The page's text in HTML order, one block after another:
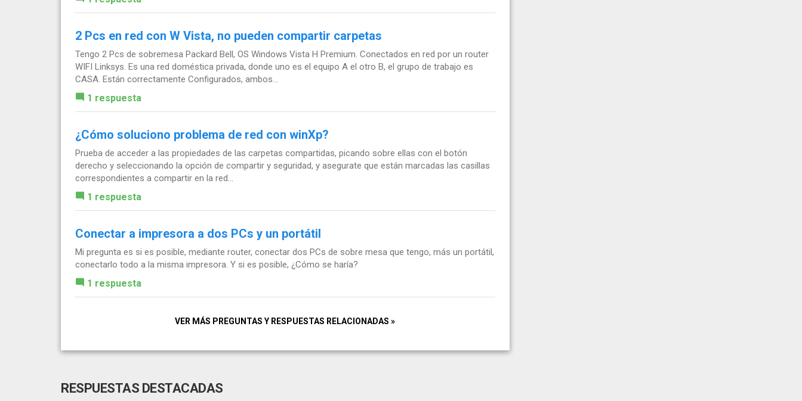
2 Pcs en red con W Vista, no pueden compartir carpetas
Tengo 2 Pcs de sobremesa Packard Bell, OS Windows Vista H Premium. Conectados en red por un router
WIFI Linksys. Es una red doméstica privada, donde uno es el equipo A el otro B, el grupo de trabajo es
CASA. Están correctamente Configurados, ambos...
1 respuesta
¿Cómo soluciono problema de red con winXp?
Prueba de acceder a las propiedades de las carpetas compartidas, picando sobre ellas con el botón
derecho y seleccionando la opción de compartir y seguridad, y asegurate que están marcadas las casillas
correspondientes a compartir en la red...
1 respuesta
Conectar a impresora a dos PCs y un portátil
Mi pregunta es si es posible, mediante router, conectar dos PCs de sobre mesa que tengo, más un portátil,
conectarlo todo a la misma impresora. Y si es posible, ¿Cómo se haría?
1 respuesta
VER MÁS PREGUNTAS Y RESPUESTAS RELACIONADAS »
RESPUESTAS DESTACADAS